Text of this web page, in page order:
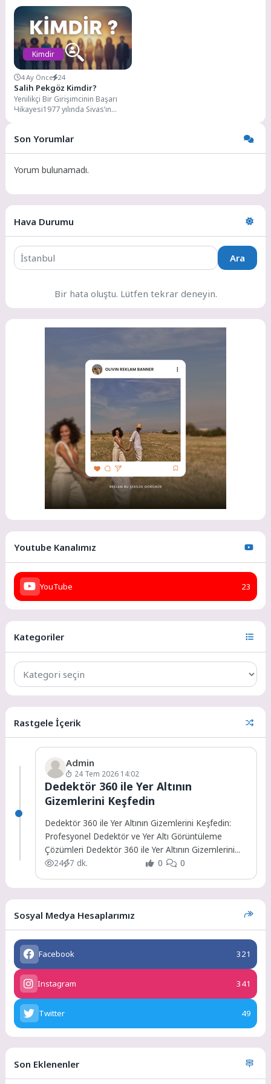
Kimdir
4 Ay Önce 24
Salih Pekgöz Kimdir?
Yenilikçi Bir Girişimcinin Başarı
Hikayesi1977 yılında Sivas’ın
Son Yorumlar
Yorum bulunamadı.
Hava Durumu
Ara
Bir hata oluştu. Lütfen tekrar deneyin.
Youtube Kanalımız
YouTube 23
Kategoriler
Rastgele İçerik
Admin
24 Tem 2026 14:02
Dedektör 360 ile Yer Altının
Gizemlerini Keşfedin
Dedektör 360 ile Yer Altının Gizemlerini Keşfedin:
Profesyonel Dedektör ve Yer Altı Görüntüleme
Çözümleri Dedektör 360 ile Yer Altının Gizemlerini...
24 7 dk. 0 0
Sosyal Medya Hesaplarımız
Facebook 321
Instagram 341
Twitter 49
Son Eklenenler